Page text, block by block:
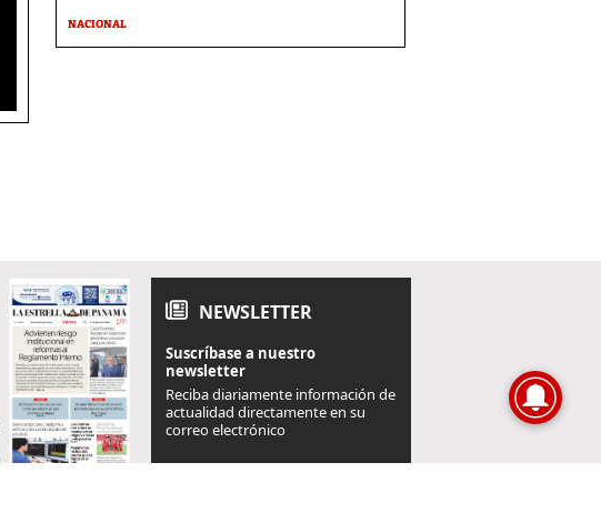
NACIONAL
NEWSLETTER
Suscríbase a nuestro
newsletter
Reciba diariamente información de
actualidad directamente en su
correo electrónico